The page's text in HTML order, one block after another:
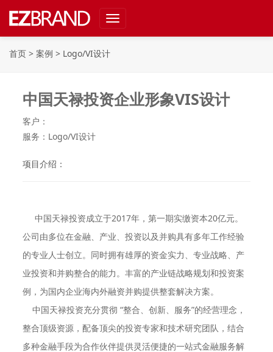
Toggle
navigation
首页 > 案例 > Logo/VI设计
中国天禄投资企业形象VIS设计
客户：
服务：Logo/VI设计
项目介绍：
中国天禄投资成立于2017年，第一期实缴资本20亿元。
公司由多位在金融、产业、投资以及并购具有多年工作经验
的专业人士创立。同时拥有雄厚的资金实力、专业战略、产
业投资和并购整合的能力。丰富的产业链战略规划和投资案
例，为国内企业海内外融资并购提供整套解决方案。
中国天禄投资充分贯彻 “整合、创新、服务”的经营理念，
整合顶级资源，配备顶尖的投资专家和技术研究团队，结合
多种金融手段为合作伙伴提供灵活便捷的一站式金融服务解